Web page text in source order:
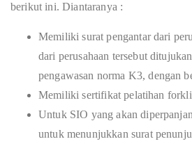
berikut ini. Diantaranya :
Memiliki surat pengantar dari
dari perusahaan tersebut
pengawasan norma K3, dengan
Memiliki sertifikat pelatihan
Untuk SIO yang akan
untuk menunjukkan surat